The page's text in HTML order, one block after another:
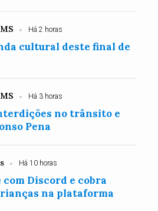
Há 2 horas
cultural deste final de
Há 3 horas
no trânsito e
Pena
Há 10 horas
com Discord e cobra
na plataforma